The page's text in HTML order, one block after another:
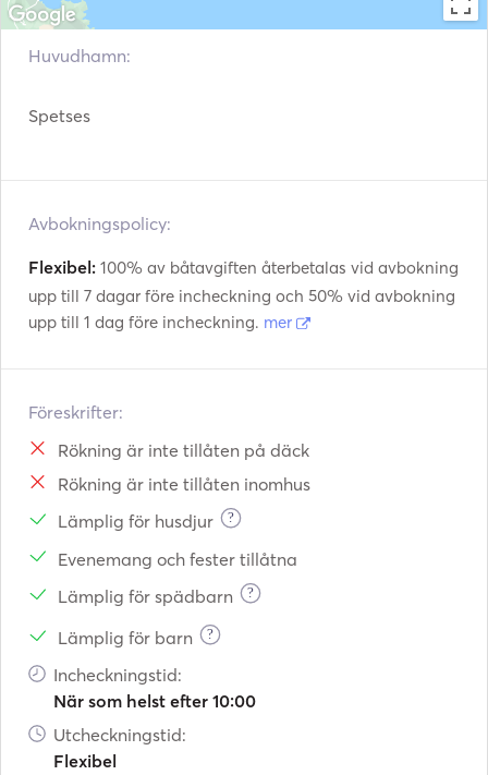
Huvudhamn:
Spetses
Avbokningspolicy:
Flexibel: 100% av båtavgiften återbetalas vid avbokning
upp till 7 dagar före incheckning och 50% vid avbokning
upp till 1 dag före incheckning. mer
Föreskrifter:
Rökning är inte tillåten på däck
Rökning är inte tillåten inomhus
Lämplig för husdjur
?
Evenemang och fester tillåtna
Lämplig för spädbarn
?
Lämplig för barn ?
Incheckningstid:
När som helst efter 10:00
Utcheckningstid:
Flexibel